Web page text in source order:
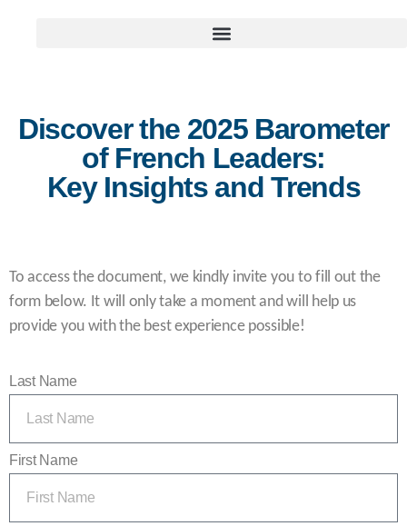
Discover the 2025 Barometer
of French Leaders:
Key Insights and Trends
To access the document, we kindly invite you to fill out the
form below. It will only take a moment and will help us
provide you with the best experience possible!
Last Name
First Name